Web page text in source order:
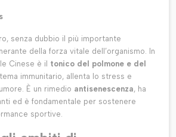
senza dubbio il più importante
della forza vitale dell’organismo. In
Cinese è il tonico del polmone e del
immunitario, allenta lo stress e
È un rimedio antisenescenza, ha
ed è fondamentale per sostenere
sportive.